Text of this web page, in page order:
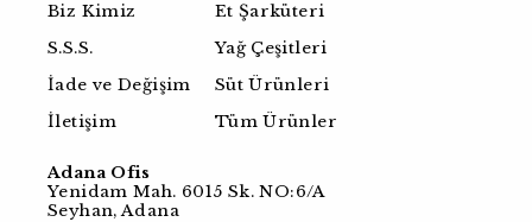
Biz Kimiz
S.S.S.
İade ve Değişim
İletişim
Et Şarküteri
Yağ Çeşitleri
Süt Ürünleri
Tüm Ürünler
Adana Ofis
Yenidam Mah. 6015 Sk. NO:6/A
Seyhan, Adana